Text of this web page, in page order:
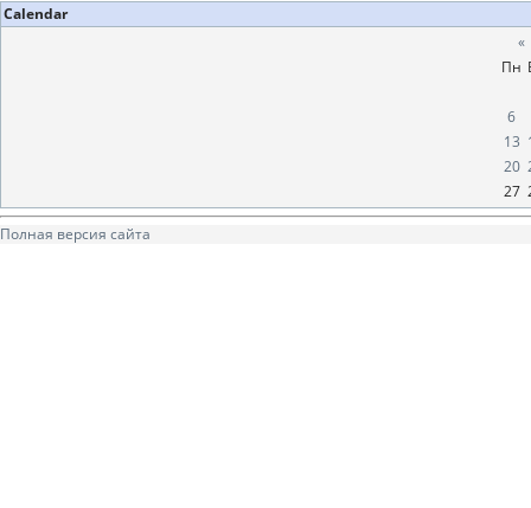
Calendar
«
Пн
6
13
20
27
Полная версия сайта